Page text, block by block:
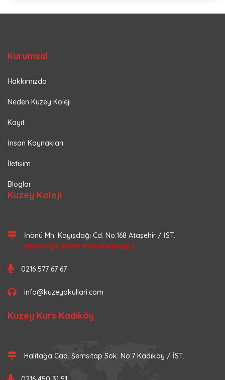
Kurumsal
Hakkımızda
Neden Kuzey Koleji
Kayıt
İnsan Kaynakları
İletişim
Bloglar
Kuzey Koleji
İnönü Mh. Kayışdağı Cd. No:168 Ataşehir / İST.
(Metro'ya 300m mesafedeyiz.)
0216 577 67 67
info@kuzeyokullari.com
Kuzey Kurs Kadıköy
Halitağa Cad. Şemsitap Sok. No:7 Kadıköy / İST.